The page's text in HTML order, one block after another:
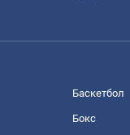
Баскетбол
Бокс